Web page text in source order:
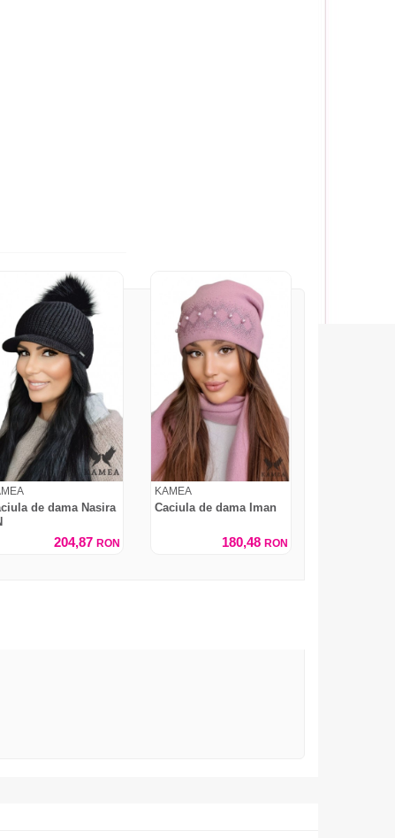
de dama Nasira
204,87 RON
KAMEA
Caciula de dama Iman
180,48 RON